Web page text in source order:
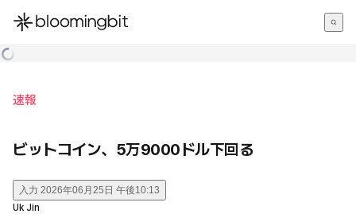
한국어
速報
ビットコイン、5万9000ドル下回る
入力 2026年06月25日 午後10:13
Uk Jin